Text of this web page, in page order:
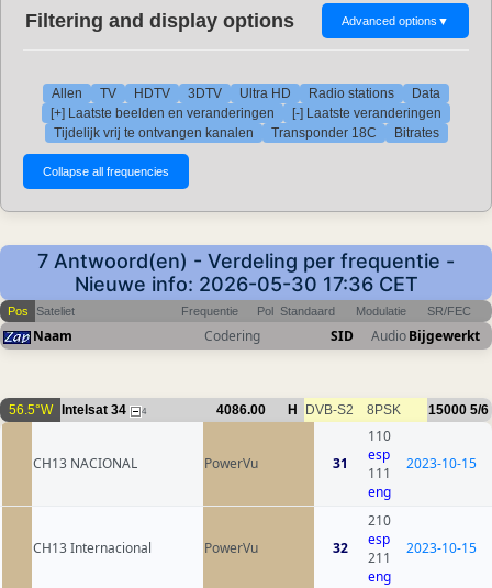
Filtering and display options Advanced options ▼
Allen TV HDTV 3DTV Ultra HD Radio stations
Data
[+] Laatste beelden en veranderingen
[-] Laatste veranderingen
Tijdelijk vrij te ontvangen kanalen
Transponder 18C Bitrates
7 Antwoord(en) - Verdeling per frequentie -
Nieuwe info: 2026-05-30 17:36 CET
Pos Sateliet Frequentie Pol Standaard Modulatie SR/FEC
Naam Codering SID AudioBijgewerkt
56.5°W Intelsat 34 4 4086.00 H DVB-S2 8PSK 15000 5/6
CH13 NACIONAL PowerVu 31
110
esp
111
eng
2023-10-15
CH13 Internacional PowerVu 32
210
esp
211
eng
2023-10-15